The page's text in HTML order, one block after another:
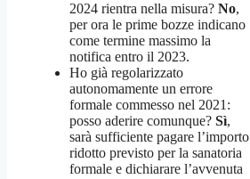
2024 rientra nella misura? No,
per ora le prime bozze indicano
come termine massimo la
notifica entro il 2023.
Ho già regolarizzato
autonomamente un errore
formale commesso nel 2021:
posso aderire comunque? Sì,
sarà sufficiente pagare l’importo
ridotto previsto per la sanatoria
formale e dichiarare l’avvenuta